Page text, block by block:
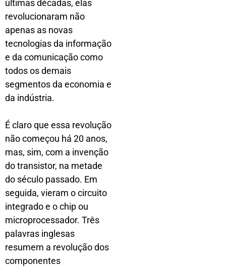
últimas décadas, elas
revolucionaram não
apenas as novas
tecnologias da informação
e da comunicação como
todos os demais
segmentos da economia e
da indústria.
É claro que essa revolução
não começou há 20 anos,
mas, sim, com a invenção
do transistor, na metade
do século passado. Em
seguida, vieram o circuito
integrado e o chip ou
microprocessador. Três
palavras inglesas
resumem a revolução dos
componentes